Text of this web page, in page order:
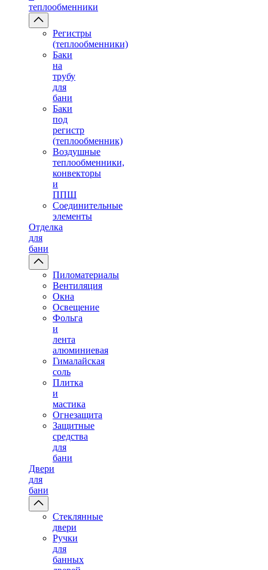
теплообменники
Регистры
(теплообменники)
Баки
на
трубу
для
бани
Баки
под
регистр
(теплообменник)
Воздушные
теплообменники,
конвекторы
и
ППШ
Соединительные
элементы
Отделка
для
бани
Пиломатериалы
Вентиляция
Окна
Освещение
Фольга
и
лента
алюминиевая
Гималайская
соль
Плитка
и
мастика
Огнезащита
Защитные
средства
для
бани
Двери
для
бани
Стеклянные
двери
Ручки
для
банных